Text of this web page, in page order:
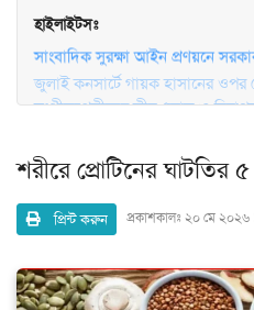
হাইলাইটসঃ
সাংবাদিক সুরক্ষা আইন প্রণয়নে
জুলাই কনসার্টে গায়ক হাসানের ওপর
সংগীতপ্রেমীদের তীব্র ক্ষোভ ও
শরীরে প্রোটিনের ঘাটতির
প্রিন্ট করুন প্রকাশকালঃ ২০ মে ২০২৬